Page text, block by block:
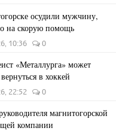
осудили мужчину,
на скорую помощь
10:36 0
«Металлурга» может
в хоккей
22:52 0
магнитогорской
компании